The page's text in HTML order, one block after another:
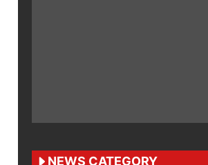
NEWS CATEGORY